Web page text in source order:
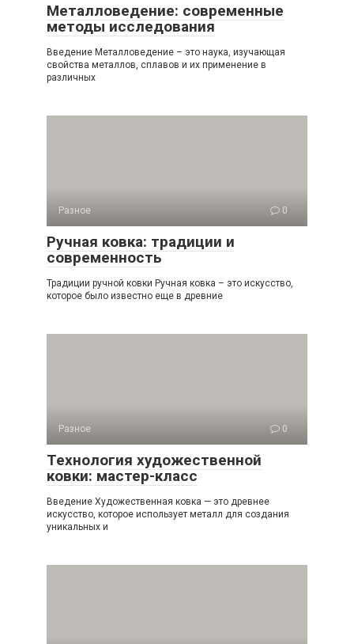
Металловедение: современные
методы исследования
Введение Металловедение – это наука, изучающая
свойства металлов, сплавов и их применение в
различных
Разное 0
Ручная ковка: традиции и
современность
Традиции ручной ковки Ручная ковка – это искусство,
которое было известно еще в древние
Разное 0
Технология художественной
ковки: мастер-класс
Введение Художественная ковка — это древнее
искусство, которое использует металл для создания
уникальных и